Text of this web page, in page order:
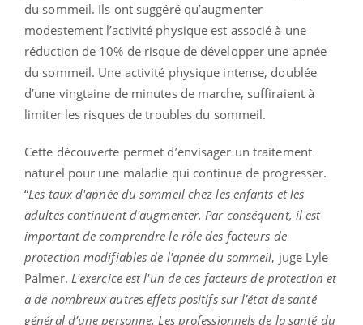
du sommeil. Ils ont suggéré qu’augmenter
modestement l’activité physique est associé à une
réduction de 10% de risque de développer une apnée
du sommeil. Une activité physique intense, doublée
d’une vingtaine de minutes de marche, suffiraient à
limiter les risques de troubles du sommeil.
Cette découverte permet d’envisager un traitement
naturel pour une maladie qui continue de progresser.
“Les taux d'apnée du sommeil chez les enfants et les
adultes continuent d'augmenter. Par conséquent, il est
important de comprendre le rôle des facteurs de
protection modifiables de l'apnée du sommeil, juge Lyle
Palmer. L'exercice est l'un de ces facteurs de protection et
a de nombreux autres effets positifs sur l’état de santé
général d’une personne. Les professionnels de la santé du